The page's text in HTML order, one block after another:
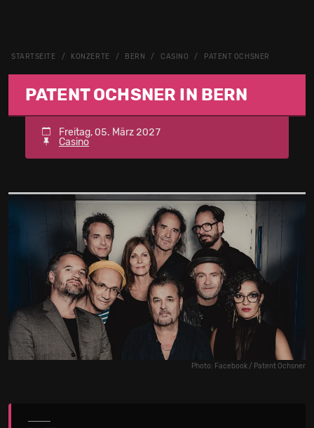
STARTSEITE KONZERTE BERN CASINO PATENT OCHSNER
PATENT OCHSNER IN BERN
Freitag, 05. März 2027
Casino
Photo: Facebook / Patent Ochsner